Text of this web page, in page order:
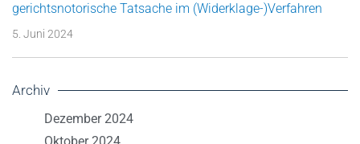
gerichtsnotorische Tatsache im (Widerklage-)Verfahren
5. Juni 2024
Archiv
Dezember 2024